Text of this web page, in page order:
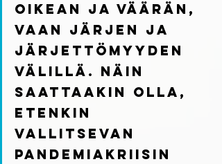
oikean ja väärän,
vaan järjen ja
järjettömyyden
välillä. Näin
saattaakin olla,
etenkin
vallitsevan
pandemiakriisin